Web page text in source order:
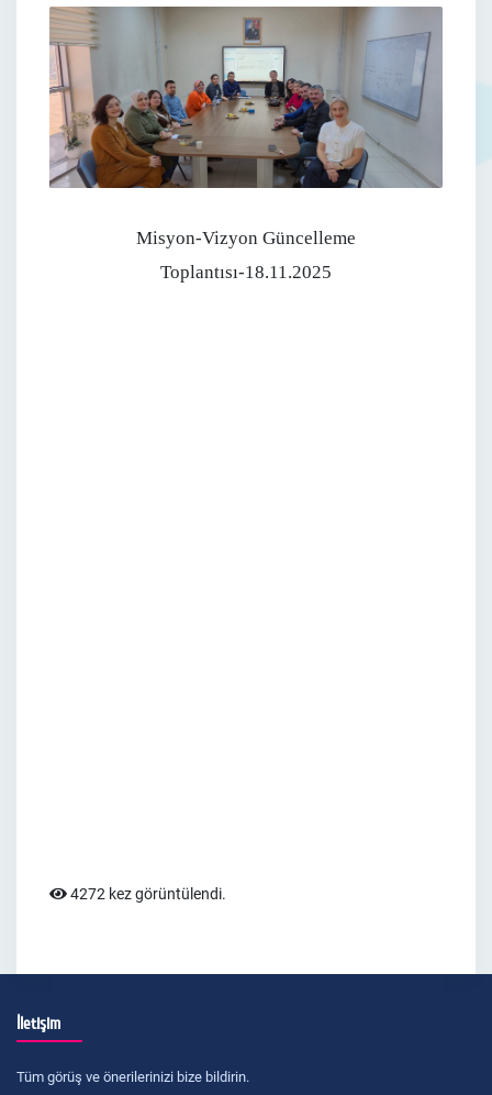
Misyon-Vizyon Güncelleme
Toplantısı-18.11.2025
4272 kez görüntülendi.
İletişim
Tüm görüş ve önerilerinizi bize bildirin.